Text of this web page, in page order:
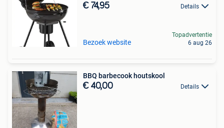
€ 74,95 Details
Bezoek website
Topadvertentie
6 aug 26
BBQ barbecook houtskool
€ 40,00 Details